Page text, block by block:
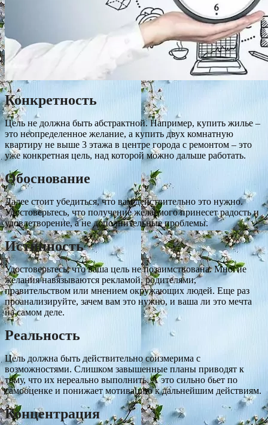
Конкретность
Цель не должна быть абстрактной. Например, купить жилье –
это неопределенное желание, а купить двух комнатную
квартиру не выше 3 этажа в центре города с ремонтом – это
уже конкретная цель, над которой можно дальше работать.
Обоснование
Далее стоит убедиться, что вам действительно это нужно.
Удостоверьтесь, что получение желаемого принесет радость и
удовлетворение, а не дополнительные проблемы.
Истинность
Удостоверьтесь, что ваша цель не позаимствована. Многие
желания навязываются рекламой, родителями,
правительством или мнением окружающих людей. Еще раз
проанализируйте, зачем вам это нужно, и ваша ли это мечта
на самом деле.
Реальность
Цель должна быть действительно соизмерима с
возможностями. Слишком завышенные планы приводят к
тому, что их нереально выполнить. А это сильно бьет по
самооценке и понижает мотивацию к дальнейшим действиям.
Концентрация